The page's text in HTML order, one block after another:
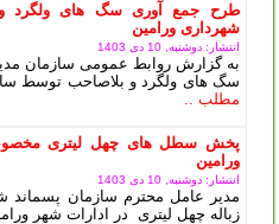
طرح جمع آوری سگ های ولگرد
شهرداری ورامین
انتشار: دوشنبه, 10 دی 1403
به گزارش روابط عمومی سازمان
سگ های ولگرد و بلاصاحب توسط
مطلب ..
پخش سطل های چهل لیتری
ورامین
انتشار: دوشنبه, 10 دی 1403
مدیر عامل محترم سازمان پسماند
زباله چهل لیتری در ادارات شهر